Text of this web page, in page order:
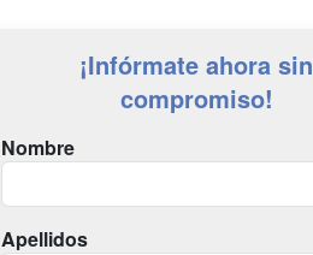
¡Infórmate ahora sin
compromiso!
Nombre
Apellidos